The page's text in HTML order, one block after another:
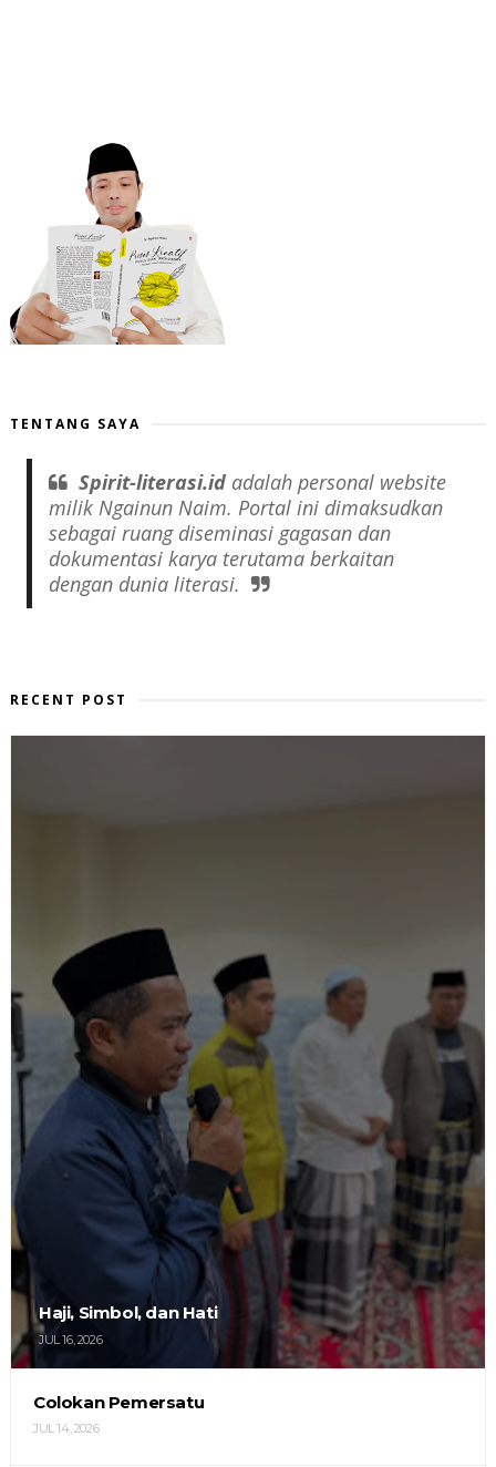
TENTANG SAYA
Spirit-literasi.idadalah personal website
milik Ngainun Naim. Portal ini dimaksudkan
sebagai ruang diseminasi gagasan dan
dokumentasi karya terutama berkaitan
dengan dunia literasi.
RECENT POST
Haji, Simbol, dan Hati
JUL 16, 2026
Colokan Pemersatu
JUL 14, 2026